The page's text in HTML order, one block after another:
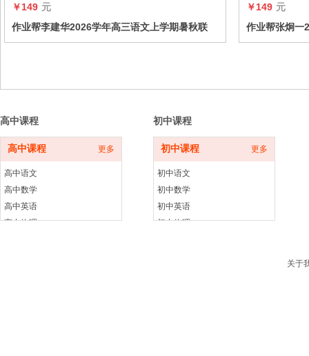
￥149 元
作业帮李建华2026学年高三语文上学期暑秋联
报，暑假班更新完毕，秋季班同步更新中
￥149 元
作业帮张炯一
报，暑假班更
高中课程 更多
高中语文
高中数学
高中英语
高中物理
初中课程 更多
初中语文
初中数学
初中英语
初中物理
高中课程 初中课程
关于